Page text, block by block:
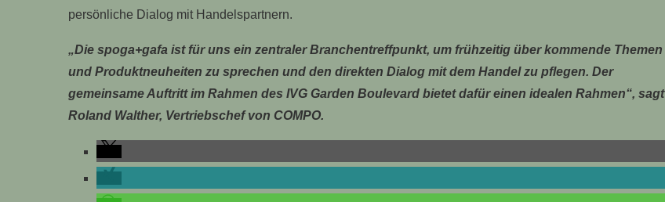
persönliche Dialog mit Handelspartnern.
„Die spoga+gafa ist für uns ein zentraler Branchentreffpunkt, um frühzeitig über kommende Themen
und Produktneuheiten zu sprechen und den direkten Dialog mit dem Handel zu pflegen. Der
gemeinsame Auftritt im Rahmen des IVG Garden Boulevard bietet dafür einen idealen Rahmen“, sagt
Roland Walther, Vertriebschef von COMPO.